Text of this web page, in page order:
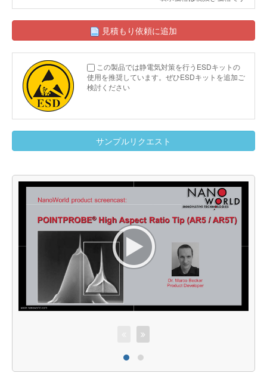
見積もり依頼に追加
この製品では静電気対策を行うESDキットの
使用を推奨しています。ぜひESDキットを追加ご
検討ください
サンプルリクエスト